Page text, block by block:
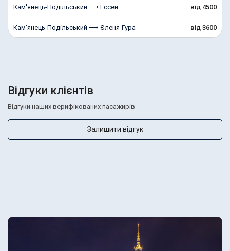
Кам'янець-Подільський ⟶ Ессен від 4500
Кам'янець-Подільський ⟶ Єленя-Гура від 3600
Відгуки клієнтів
Відгуки наших верифікованих пасажирів
Залишити відгук